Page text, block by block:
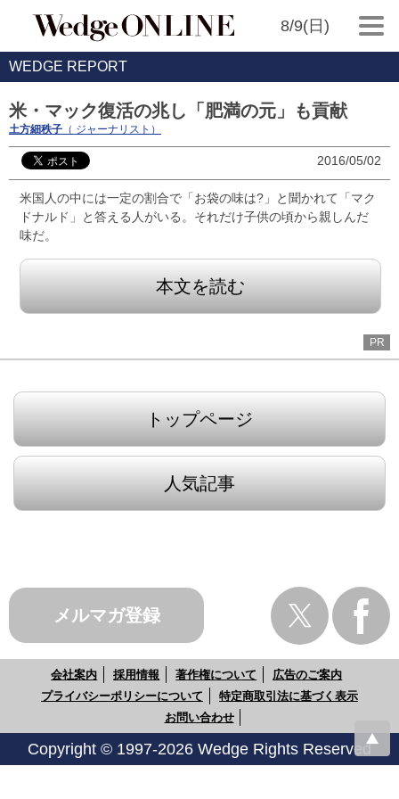
8/9(日)
WEDGE REPORT
米・マック復活の兆し「肥満の元」も貢献
土方細秩子 （ ジャーナリスト）
2016/05/02
米国人の中には一定の割合で「お袋の味は?」と聞かれて「マク
ドナルド」と答える人がいる。それだけ子供の頃から親しんだ
味だ。
本文を読む
PR
トップページ
人気記事
メルマガ登録
会社案内 採用情報 著作権について
広告のご案内
プライバシーポリシーについて
特定商取引法に基づく表示
お問い合わせ
Copyright © 1997-2026 Wedge Rights Reserved